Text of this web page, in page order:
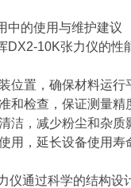
中的使用与维护建议
DX2-10K张力仪的性
位置，确保材料运行
和检查，保证测量精
洁，减少粉尘和杂质
用，延长设备使用寿
仪通过科学的结构设